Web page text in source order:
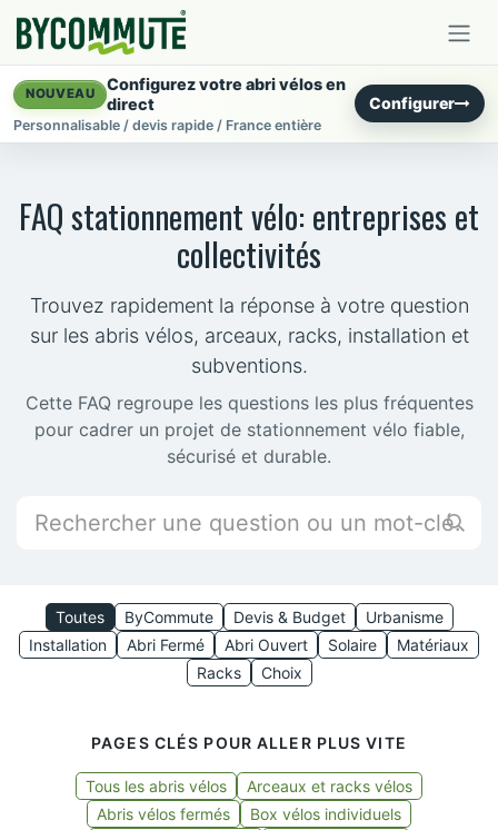
NOUVEAU
Configurez votre abri vélos en
direct
Personnalisable / devis rapide / France entière
Configurer
FAQ stationnement vélo: entreprises et
collectivités
Trouvez rapidement la réponse à votre question
sur les abris vélos, arceaux, racks, installation et
subventions.
Cette FAQ regroupe les questions les plus fréquentes
pour cadrer un projet de stationnement vélo fiable,
sécurisé et durable.
Toutes ByCommute Devis & Budget
Urbanisme
Installation
Abri Fermé Abri Ouvert Solaire
Matériaux
Racks
Choix
PAGES CLÉS POUR ALLER PLUS VITE
Tous les abris vélos
Arceaux et racks vélos
Abris vélos fermés
Box vélos individuels